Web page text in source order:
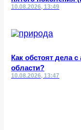
10.08.2026, 13:49
Как обстоят дела
области?
10.08.2026, 13:47